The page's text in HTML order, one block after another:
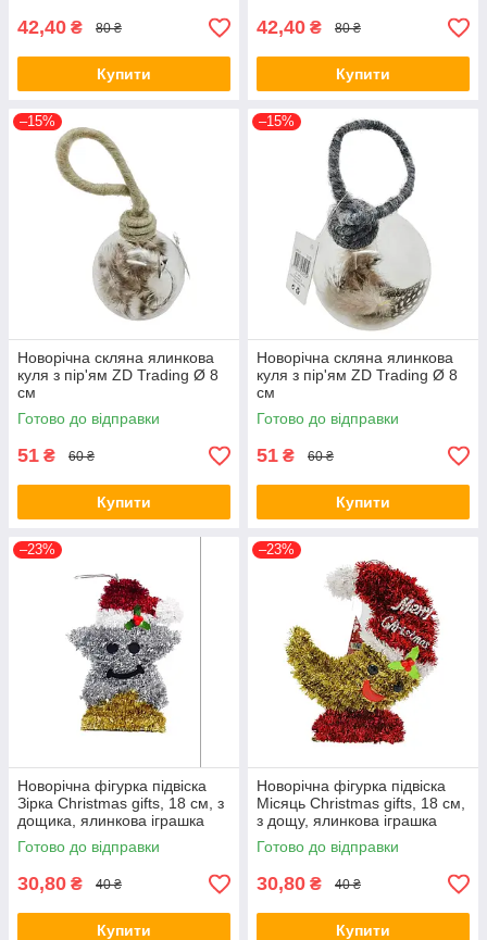
42,40 ₴ 80 ₴
Купити
42,40 ₴ 80 ₴
Купити
–15%
Новорічна скляна ялинкова
куля з пір'ям ZD Trading Ø 8
см
Готово до відправки
51 ₴ 60 ₴
Купити
–15%
Новорічна скляна ялинкова
куля з пір'ям ZD Trading Ø 8
см
Готово до відправки
51 ₴ 60 ₴
Купити
–23%
Новорічна фігурка підвіска
Зірка Christmas gifts, 18 см, з
дощика, ялинкова іграшка
Готово до відправки
30,80 ₴ 40 ₴
Купити
–23%
Новорічна фігурка підвіска
Місяць Christmas gifts, 18 см,
з дощу, ялинкова іграшка
Готово до відправки
30,80 ₴ 40 ₴
Купити